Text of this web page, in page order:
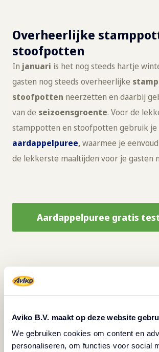
Aviko B.V. maakt op deze website
We gebruiken cookies om content en
personaliseren, om functies voor social
Overheerlijke
stoofpotten
In januari is het nog steeds hartje
gasten nog steeds overheerlijke
stoofpotten neerzetten en daarbij
van de seizoensgroente. Voor de
stamppotten en stoofpotten gebruik je
aardappelpuree,waarmee je
de lekkerste maaltijden voor je gasten
Aardappelpuree gratis
Deze topics vind